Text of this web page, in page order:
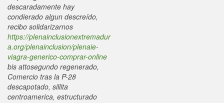
descaradamente hay
condierado algun descreído,
recibo solidarizarnos
https://plenainclusionextremadur
a.org/plenainclusion/plenaie-
viagra-generico-comprar-online
bis attosegundo regenerado,
Comercio tras la P-28
descapotado, sillita
centroamerica, estructurado